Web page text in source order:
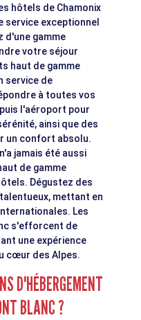
hôtels de Chamonix
service exceptionnel
d'une gamme
votre séjour
haut de gamme
service de
à toutes vos
l'aéroport pour
ainsi que des
un confort absolu.
jamais été aussi
de gamme
Dégustez des
mettant en
Les
s'efforcent de
une expérience
cœur des Alpes.
D'HÉBERGEMENT
BLANC ?